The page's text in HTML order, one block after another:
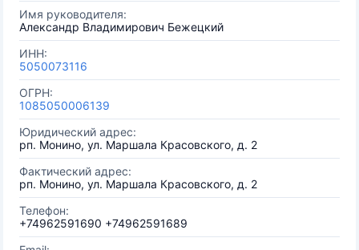
Имя руководителя:
Александр Владимирович Бежецкий
ИНН:
5050073116
ОГРН:
1085050006139
Юридический адрес:
рп. Монино, ул. Маршала Красовского, д. 2
Фактический адрес:
рп. Монино, ул. Маршала Красовского, д. 2
Телефон:
+74962591690 +74962591689